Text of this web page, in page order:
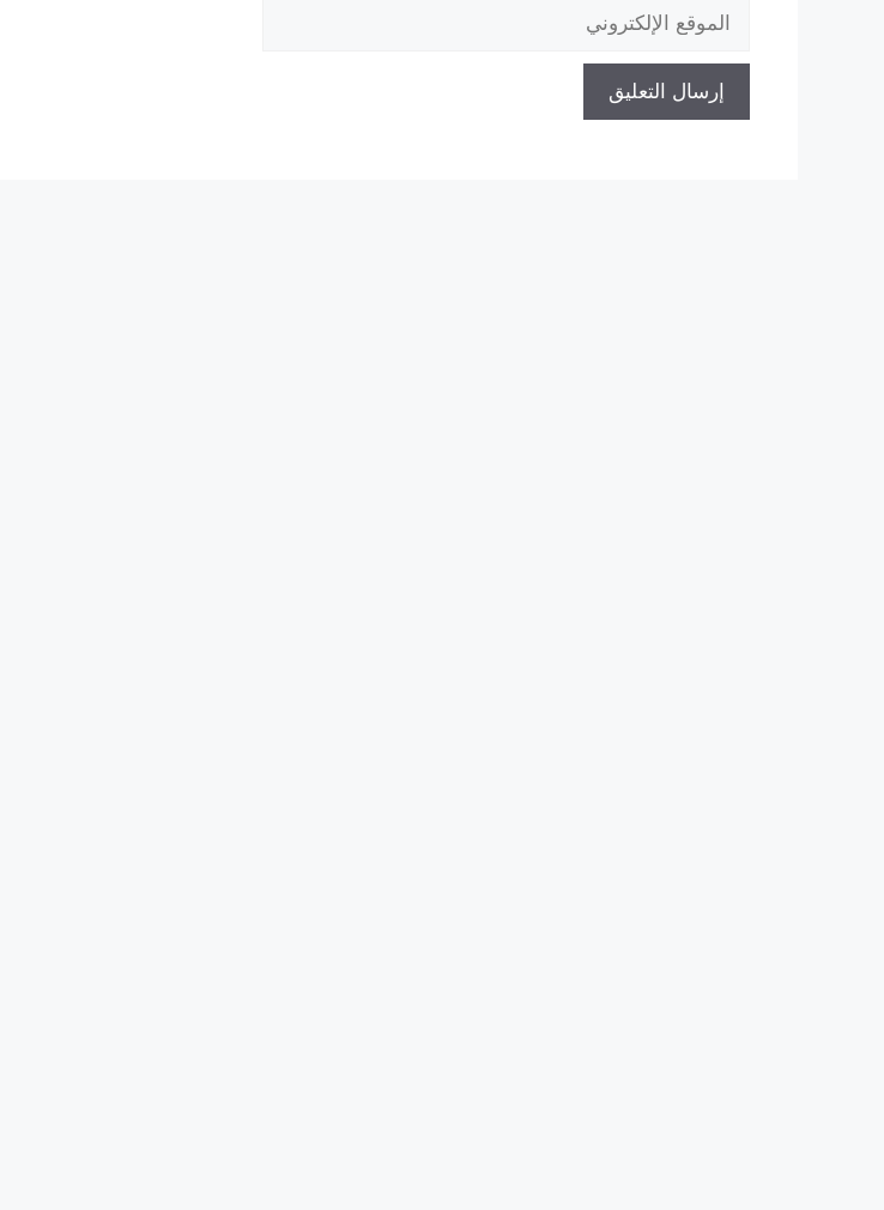
الإلكتروني